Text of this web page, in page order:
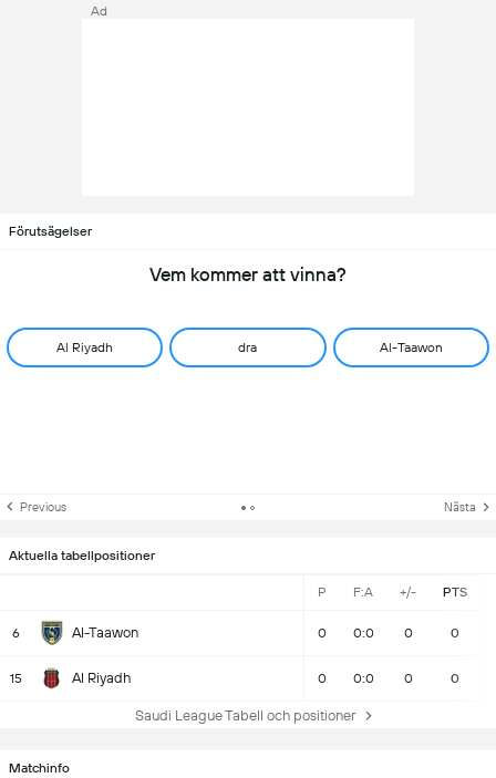
Ad
Förutsägelser
Vem kommer att vinna?
Al Riyadh dra Al-Taawon
Previous Nästa
Aktuella tabellpositioner
P F:A +/- PTS
6 Al-Taawon 0 0:0 0 0
15 Al Riyadh 0 0:0 0 0
Saudi League Tabell och positioner
Matchinfo